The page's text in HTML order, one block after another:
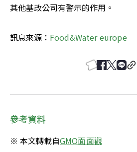
其他基改公司有警示的作用。
訊息來源： Food&Water europe
參考資料
※ 本文轉載自GMO面面觀